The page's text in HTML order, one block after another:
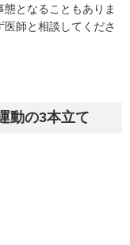
となることもありま
師と相談してくださ
動の3本立て